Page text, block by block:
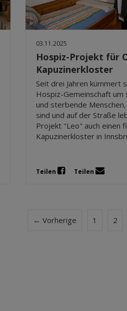
03.11.2025
Hospiz-Projekt für
Kapuzinerkloster
Seit drei Jahren kümmert
Hospiz-Gemeinschaft um
und sterbende
sind und auf der Straße
Projekt "Leo" auch einen
Kapuzinerkloster in
Teilen Teilen
← Vorherige 1 2